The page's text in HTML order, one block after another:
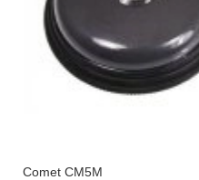
Comet CM5M